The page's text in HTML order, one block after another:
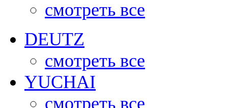
смотреть все
DEUTZ
смотреть все
YUCHAI
смотреть все